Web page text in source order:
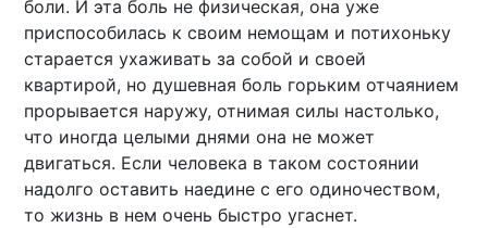
боли. И эта боль не физическая, она уже
приспособилась к своим немощам и потихоньку
старается ухаживать за собой и своей
квартирой, но душевная боль горьким отчаянием
прорывается наружу, отнимая силы настолько,
что иногда целыми днями она не может
двигаться. Если человека в таком состоянии
надолго оставить наедине с его одиночеством,
то жизнь в нем очень быстро угаснет.